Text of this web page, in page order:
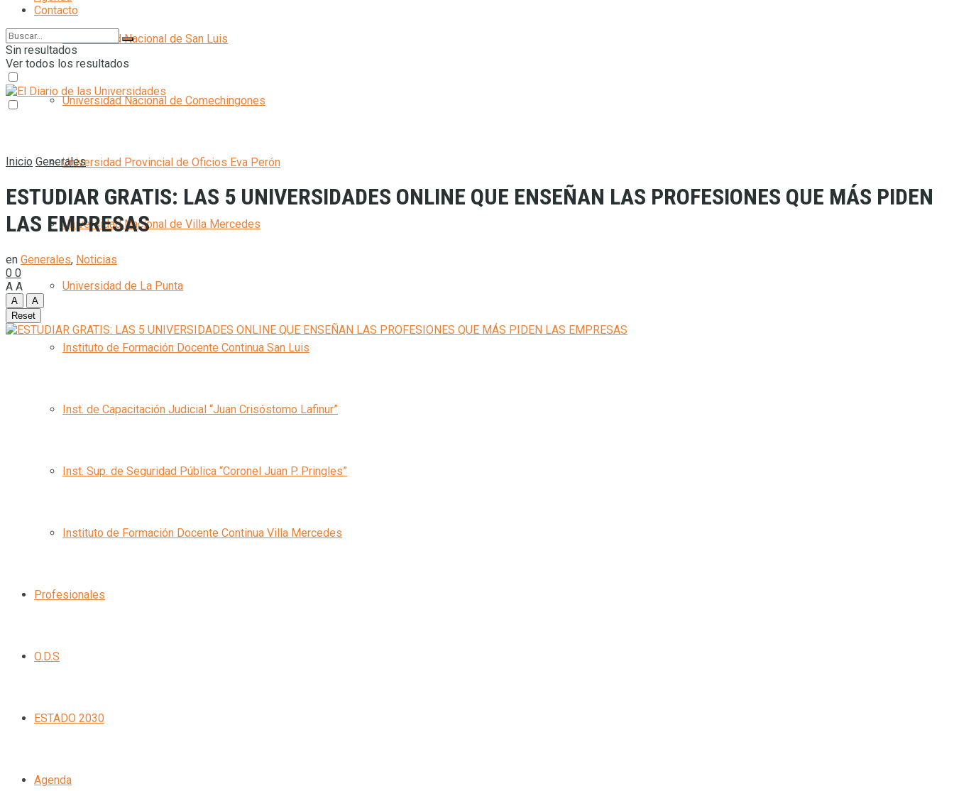
Universidad Nacional de San Luis
Universidad Nacional de Comechingones
Universidad Provincial de Oficios Eva Perón
Universidad Nacional de Villa Mercedes
Universidad de La Punta
Instituto de Formación Docente Continua San Luis
Inst. de Capacitación Judicial “Juan Crisóstomo Lafinur”
Inst. Sup. de Seguridad Pública “Coronel Juan P. Pringles”
Instituto de Formación Docente Continua Villa Mercedes
Profesionales
O.D.S
ESTADO 2030
Agenda
Contacto
Sin resultados
Ver todos los resultados
Inicio Generales
ESTUDIAR GRATIS: LAS 5 UNIVERSIDADES ONLINE QUE ENSEÑAN LAS PROFESIONES QUE MÁS PIDEN
LAS EMPRESAS
en Generales, Noticias
0 0
A A
A
A
Reset